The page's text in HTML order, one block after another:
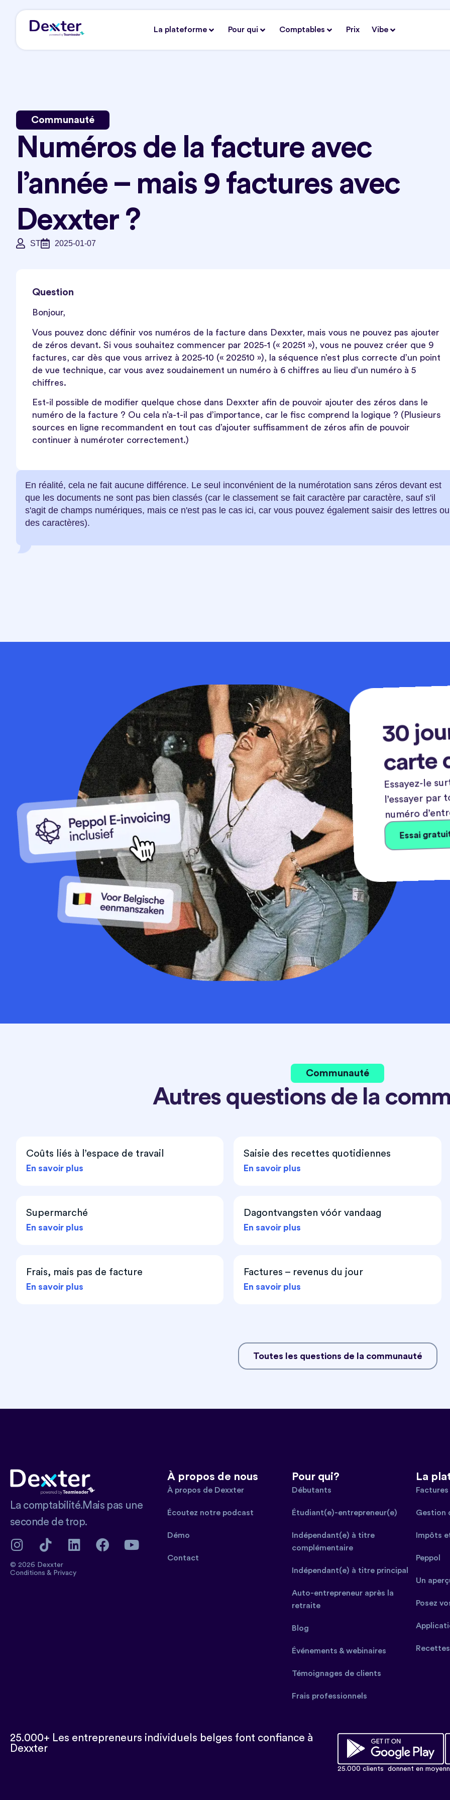
La plateforme Pour qui Comptables Prix Vibe
Communauté
Numéros de la facture avec
l’année – mais 9 factures avec
Dexxter ?
ST 2025-01-07
Question
Bonjour,
Vous pouvez donc définir vos numéros de la facture dans Dexxter, mais vous ne pouvez pas ajouter
de zéros devant. Si vous souhaitez commencer par 2025-1 (« 20251 »), vous ne pouvez créer que 9
factures, car dès que vous arrivez à 2025-10 (« 202510 »), la séquence n’est plus correcte d’un point
de vue technique, car vous avez soudainement un numéro à 6 chiffres au lieu d’un numéro à 5
chiffres.
Est-il possible de modifier quelque chose dans Dexxter afin de pouvoir ajouter des zéros dans le
numéro de la facture ? Ou cela n’a-t-il pas d’importance, car le fisc comprend la logique ? (Plusieurs
sources en ligne recommandent en tout cas d’ajouter suffisamment de zéros afin de pouvoir
continuer à numéroter correctement.)
En réalité, cela ne fait aucune différence. Le seul inconvénient de la numérotation sans zéros devant est
que les documents ne sont pas bien classés (car le classement se fait caractère par caractère, sauf s'il
s'agit de champs numériques, mais ce n'est pas le cas ici, car vous pouvez également saisir des lettres ou
des caractères).
30
carte
Essayez-le
l’essayer par
numéro
Essai
Communauté
Autres questions de la
Coûts liés à l’espace de travail
En savoir plus
Saisie des recettes quotidiennes
En savoir plus
Supermarché
En savoir plus
Dagontvangsten vóór vandaag
En savoir plus
Frais, mais pas de facture
En savoir plus
Factures – revenus du jour
En savoir plus
Toutes les questions de la communauté
La comptabilité.Mais pas une
seconde de trop.
© 2026 Dexxter
Conditions & Privacy
À propos de nous
À propos de Dexxter
Écoutez notre podcast
Démo
Contact
Pour qui?
Débutants
Étudiant(e)-entrepreneur(e)
Indépendant(e) à titre
complémentaire
Indépendant(e) à titre principal
Auto-entrepreneur après la
retraite
Blog
Événements & webinaires
Témoignages de clients
Frais professionnels
La
Gestion
Impôts
Peppol
Un
Posez
25.000+ Les entrepreneurs individuels belges font confiance à
Dexxter
25.000 clients donnent en